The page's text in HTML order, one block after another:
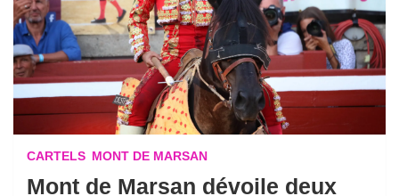
CARTELS MONT DE MARSAN
Mont de Marsan dévoile deux